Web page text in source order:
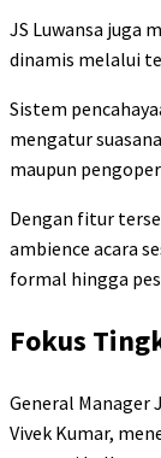
JS Luwansa juga
dinamis melalui
Sistem
mengatur
maupun
Dengan fitur
ambience acara
formal hingga
Fokus
General Manager
Vivek Kumar,